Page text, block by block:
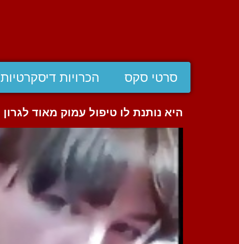
סרטי סקס הכרויות דיסקרטיות
היא נותנת לו טיפול עמוק מאוד לגרון